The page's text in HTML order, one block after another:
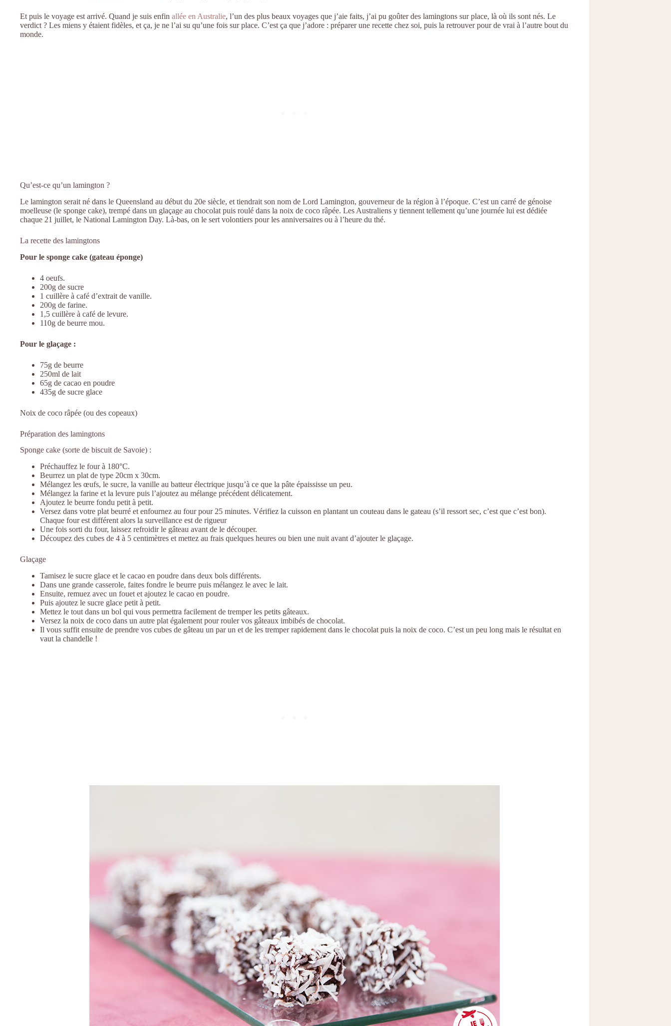
Et puis le voyage est arrivé. Quand je suis enfin allée en Australie, l’un des plus beaux voyages que j’aie faits, j’ai pu goûter des lamingtons sur place, là où ils sont nés. Le
verdict ? Les miens y étaient fidèles, et ça, je ne l’ai su qu’une fois sur place. C’est ça que j’adore : préparer une recette chez soi, puis la retrouver pour de vrai à l’autre bout du
monde.
Qu’est-ce qu’un lamington ?
Le lamington serait né dans le Queensland au début du 20e siècle, et tiendrait son nom de Lord Lamington, gouverneur de la région à l’époque. C’est un carré de génoise
moelleuse (le sponge cake), trempé dans un glaçage au chocolat puis roulé dans la noix de coco râpée. Les Australiens y tiennent tellement qu’une journée lui est dédiée
chaque 21 juillet, le National Lamington Day. Là-bas, on le sert volontiers pour les anniversaires ou à l’heure du thé.
La recette des lamingtons
Pour le sponge cake (gateau éponge)
4 oeufs.
200g de sucre
1 cuillère à café d’extrait de vanille.
200g de farine.
1,5 cuillère à café de levure.
110g de beurre mou.
Pour le glaçage :
75g de beurre
250ml de lait
65g de cacao en poudre
435g de sucre glace
Noix de coco râpée (ou des copeaux)
Préparation des lamingtons
Sponge cake (sorte de biscuit de Savoie) :
Préchauffez le four à 180°C.
Beurrez un plat de type 20cm x 30cm.
Mélangez les œufs, le sucre, la vanille au batteur électrique jusqu’à ce que la pâte épaississe un peu.
Mélangez la farine et la levure puis l’ajoutez au mélange précédent délicatement.
Ajoutez le beurre fondu petit à petit.
Versez dans votre plat beurré et enfournez au four pour 25 minutes. Vérifiez la cuisson en plantant un couteau dans le gateau (s’il ressort sec, c’est que c’est bon).
Chaque four est différent alors la surveillance est de rigueur
Une fois sorti du four, laissez refroidir le gâteau avant de le découper.
Découpez des cubes de 4 à 5 centimètres et mettez au frais quelques heures ou bien une nuit avant d’ajouter le glaçage.
Glaçage
Tamisez le sucre glace et le cacao en poudre dans deux bols différents.
Dans une grande casserole, faites fondre le beurre puis mélangez le avec le lait.
Ensuite, remuez avec un fouet et ajoutez le cacao en poudre.
Puis ajoutez le sucre glace petit à petit.
Mettez le tout dans un bol qui vous permettra facilement de tremper les petits gâteaux.
Versez la noix de coco dans un autre plat également pour rouler vos gâteaux imbibés de chocolat.
Il vous suffit ensuite de prendre vos cubes de gâteau un par un et de les tremper rapidement dans le chocolat puis la noix de coco. C’est un peu long mais le résultat en
vaut la chandelle !